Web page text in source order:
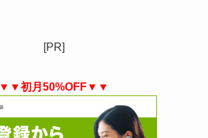
[PR]
▼▼初月50%OFF▼▼